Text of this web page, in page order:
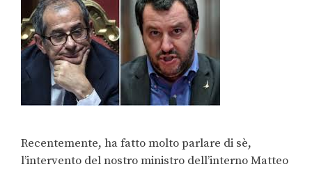
Recentemente, ha fatto molto parlare di sè,
l’intervento del nostro ministro dell’interno Matteo